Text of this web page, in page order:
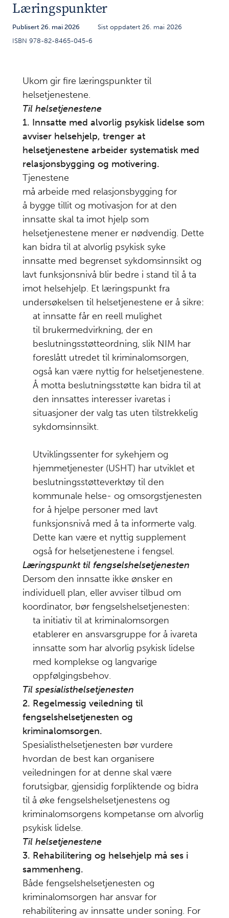
Sammendrag
2 Bakgrunn
Daniel
Informasjon om
helseopplysninger
i rettsprosessen er
avgjørende for
vurdering av
tilregnelighet og
soningsevne
Innsatte
med
alvorlig
psykisk
lidelse har
behov for
mer
samordnet
helsehjelp
og
oppfølging
under
soning
Løslatelse –
sårbar
overgang
som krever
koordinering
og
oppfølging
Pasientsikkerhet
for innsatte
med alvorlig
psykisk lidelse –
økt
kompleksitet og
et sammensatt
risikobilde
Anbefalinger
Læringspunkter
Framgangsmåte
for
undersøkelsen
Ukoms
oppdrag
Summary
English
Referanser
skriv
Last
ned
Læringspunkter
Publisert 26. mai 2026
Sist oppdatert 26. mai 2026
ISBN 978-82-8465-045-6
Ukom gir fire læringspunkter til
helsetjenestene.
Til helsetjenestene
1. Innsatte med alvorlig psykisk lidelse som
avviser helsehjelp, trenger at
helsetjenestene arbeider systematisk med
relasjonsbygging og motivering.
Tjenestene
må arbeide med relasjonsbygging for
å bygge tillit og motivasjon for at den
innsatte skal ta imot hjelp som
helsetjenestene mener er nødvendig. Dette
kan bidra til at alvorlig psykisk syke
innsatte med begrenset sykdomsinnsikt og
lavt funksjonsnivå blir bedre i stand til å ta
imot helsehjelp. Et læringspunkt fra
undersøkelsen til helsetjenestene er å sikre:
at innsatte får en reell mulighet
til brukermedvirkning, der en
beslutningsstøtteordning, slik NIM har
foreslått utredet til kriminalomsorgen,
også kan være nyttig for helsetjenestene.
Å motta beslutningsstøtte kan bidra til at
den innsattes interesser ivaretas i
situasjoner der valg tas uten tilstrekkelig
sykdomsinnsikt.
Utviklingssenter for sykehjem og
hjemmetjenester (USHT) har utviklet et
beslutningsstøtteverktøy til den
kommunale helse- og omsorgstjenesten
for å hjelpe personer med lavt
funksjonsnivå med å ta informerte valg.
Dette kan være et nyttig supplement
også for helsetjenestene i fengsel.
Læringspunkt til fengselshelsetjenesten
Dersom den innsatte ikke ønsker en
individuell plan, eller avviser tilbud om
koordinator, bør fengselshelsetjenesten:
ta initiativ til at kriminalomsorgen
etablerer en ansvarsgruppe for å ivareta
innsatte som har alvorlig psykisk lidelse
med komplekse og langvarige
oppfølgingsbehov.
Til spesialisthelsetjenesten
2. Regelmessig veiledning til
fengselshelsetjenesten og
kriminalomsorgen.
Spesialisthelsetjenesten bør vurdere
hvordan de best kan organisere
veiledningen for at denne skal være
forutsigbar, gjensidig forpliktende og bidra
til å øke fengselshelsetjenestens og
kriminalomsorgens kompetanse om alvorlig
psykisk lidelse.
Til helsetjenestene
3. Rehabilitering og helsehjelp må ses i
sammenheng.
Både fengselshelsetjenesten og
kriminalomsorgen har ansvar for
rehabilitering av innsatte under soning. For